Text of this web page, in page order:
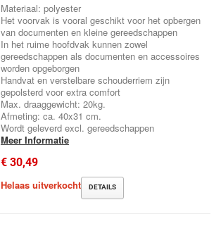
Materiaal: polyester
Het voorvak is vooral geschikt voor het opbergen
van documenten en kleine gereedschappen
In het ruime hoofdvak kunnen zowel
gereedschappen als documenten en accessoires
worden opgeborgen
Handvat en verstelbare schouderriem zijn
gepolsterd voor extra comfort
Max. draaggewicht: 20kg.
Afmeting: ca. 40x31 cm.
Wordt geleverd excl. gereedschappen
Meer Informatie
€ 30,49
Helaas uitverkocht
DETAILS